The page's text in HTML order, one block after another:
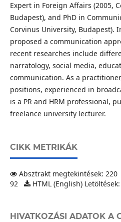
Expert in Foreign Affairs (2005,
Budapest), and PhD in
Corvinus University, Budapest).
proposed a communication
recent researches include
narratology, social media,
communication. As a
positions, experienced in
is a PR and HRM professional,
freelance university lecturer.
CIKK METRIKÁK
Absztrakt megtekintések: 220
92
HTML (English)
HIVATKOZÁSI ADATOK A